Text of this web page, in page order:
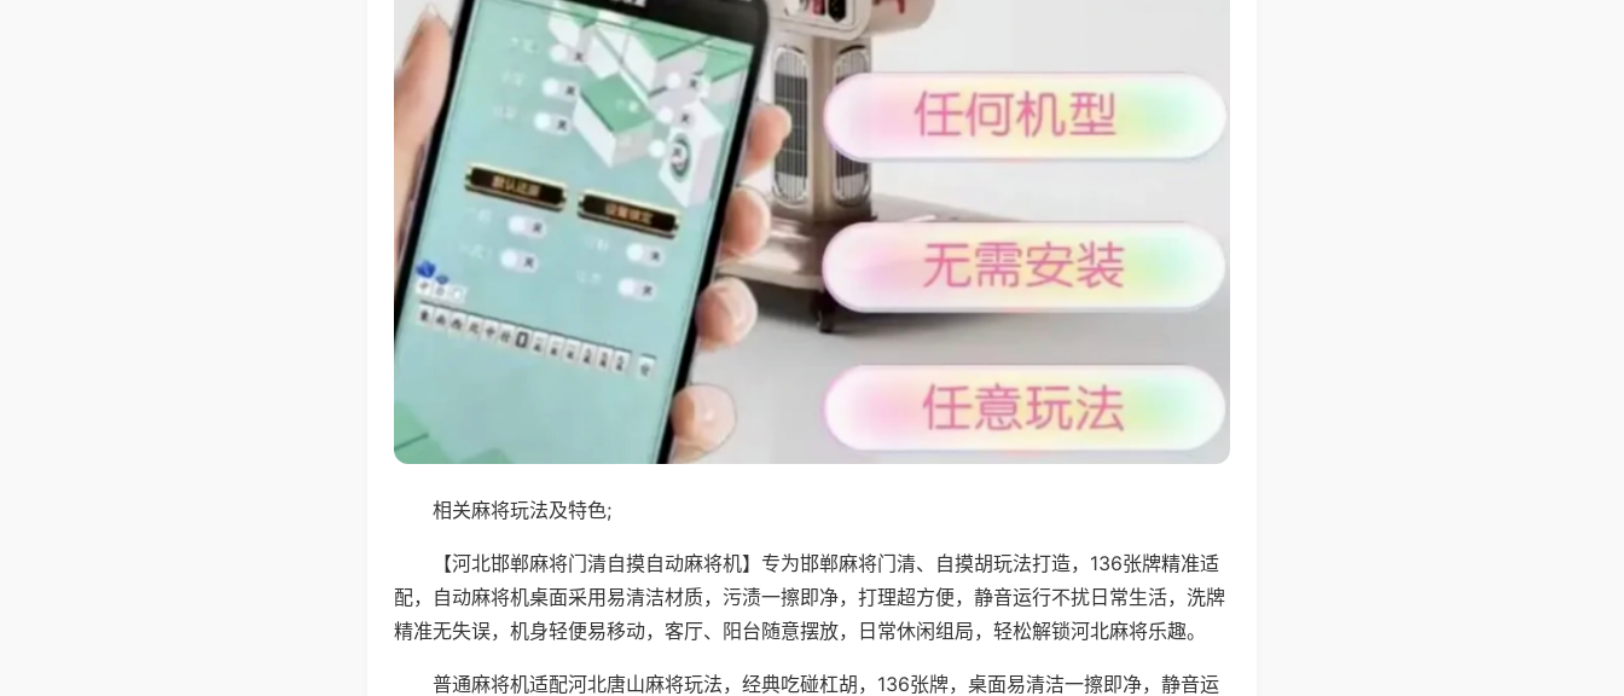
相关麻将玩法及特色;
【河北邯郸麻将门清自摸自动麻将机】专为邯郸麻将门清、自摸胡玩法打造，136张牌精准适
配，自动麻将机桌面采用易清洁材质，污渍一擦即净，打理超方便，静音运行不扰日常生活，洗牌
精准无失误，机身轻便易移动，客厅、阳台随意摆放，日常休闲组局，轻松解锁河北麻将乐趣。
普通麻将机适配河北唐山麻将玩法，经典吃碰杠胡，136张牌，桌面易清洁一擦即净，静音运